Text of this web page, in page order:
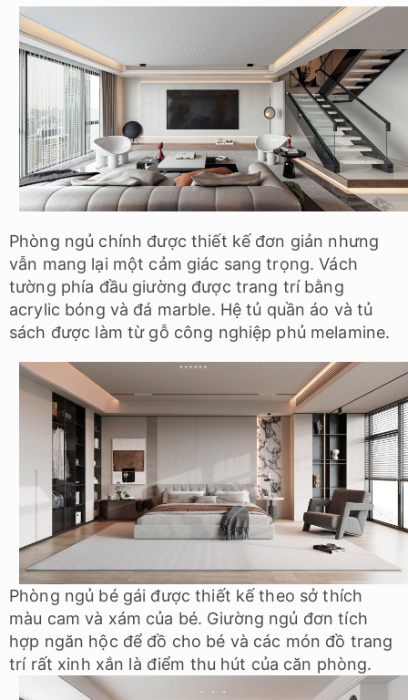
Phòng ngủ chính được thiết kế đơn giản nhưng
vẫn mang lại một cảm giác sang trọng. Vách
tường phía đầu giường được trang trí bằng
acrylic bóng và đá marble. Hệ tủ quần áo và tủ
sách được làm từ gỗ công nghiệp phủ melamine.
Phòng ngủ bé gái được thiết kế theo sở thích
màu cam và xám của bé. Giường ngủ đơn tích
hợp ngăn hộc để đồ cho bé và các món đồ trang
trí rất xinh xắn là điểm thu hút của căn phòng.